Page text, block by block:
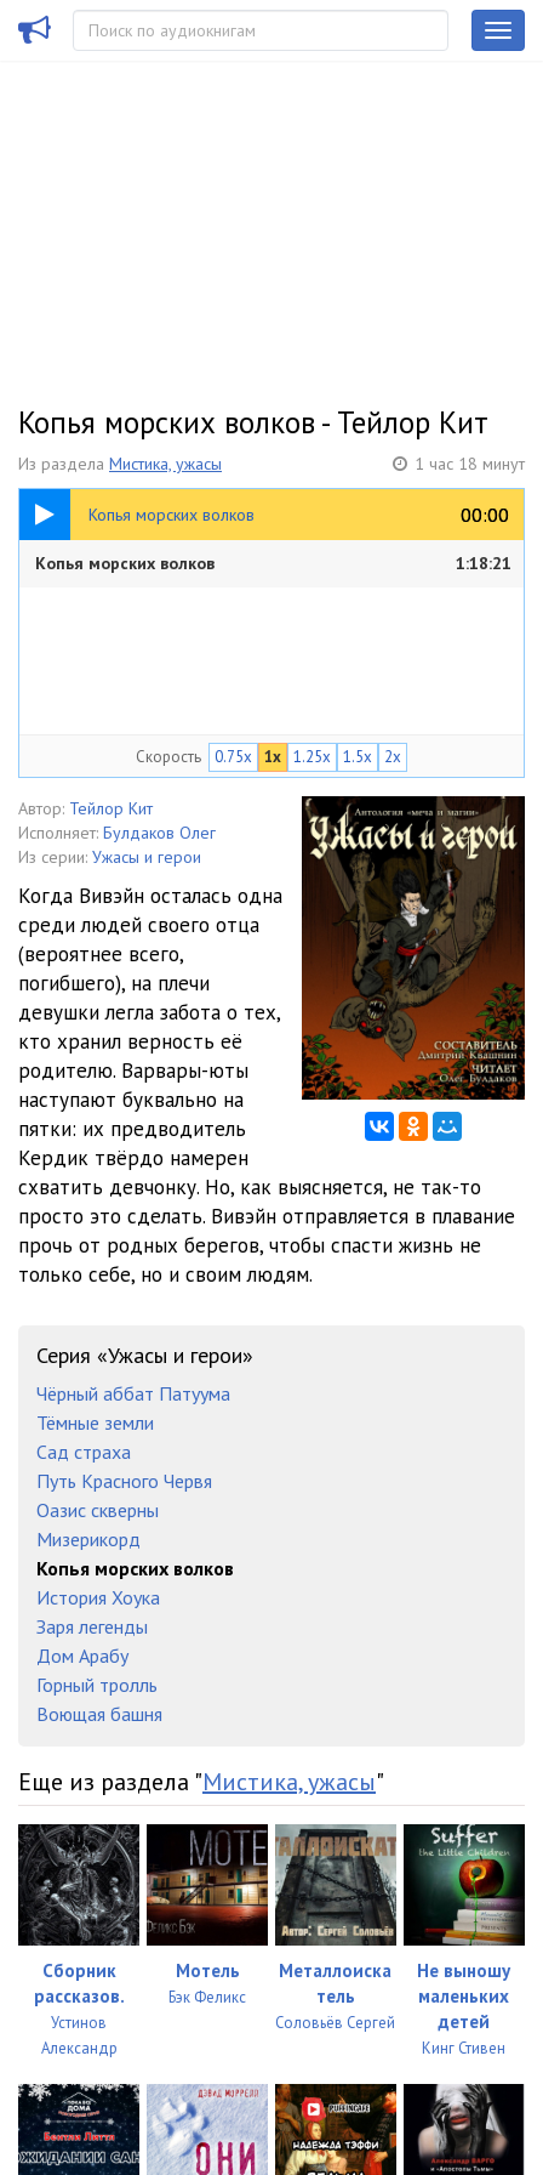
Копья морских волков - Тейлор Кит
Из раздела Мистика, ужасы 1 час 18 минут
Копья морских волков 00:00
00:00
1:18:21
Копья морских волков 1:18:21
Скорость 0.75x 1x 1.25x 1.5x 2x
Автор: Тейлор Кит
Исполняет: Булдаков Олег
Из серии: Ужасы и герои
Когда Вивэйн осталась одна
среди людей своего отца
(вероятнее всего,
погибшего), на плечи
девушки легла забота о тех,
кто хранил верность её
родителю. Варвары-юты
наступают буквально на
пятки: их предводитель
Кердик твёрдо намерен
схватить девчонку. Но, как выясняется, не так-то
просто это сделать. Вивэйн отправляется в плавание
прочь от родных берегов, чтобы спасти жизнь не
только себе, но и своим людям.
Серия «Ужасы и герои»
Чёрный аббат Патуума
Тёмные земли
Сад страха
Путь Красного Червя
Оазис скверны
Мизерикорд
Копья морских волков
История Хоука
Заря легенды
Дом Арабу
Горный тролль
Воющая башня
Еще из раздела "Мистика, ужасы"
Сборник
рассказов.
Устинов
Александр
Мотель
Бэк Феликс
Металлоиска
тель
Соловьёв Сергей
Не выношу
маленьких
детей
Кинг Стивен